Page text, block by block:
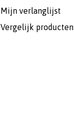
Mijn verlanglijst
Vergelijk producten